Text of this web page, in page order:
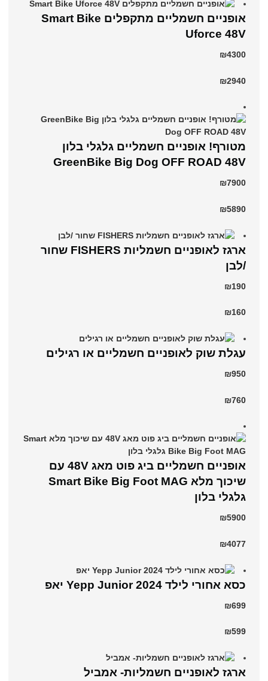
אופניים חשמליים מתקפלים Smart Bike
Uforce 48V
₪4300
₪2940
מטורף! אופניים חשמליים גלגלי בלון
GreenBike Big Dog OFF ROAD 48V
₪7900
₪5890
ארגז לאופניים חשמליות FISHERS שחור
/לבן
₪190
₪160
עגלת שוק לאופניים חשמליים או רגילים
₪950
₪760
אופניים חשמליים ביג פוט מאג 48V עם
שיכוך מלא Smart Bike Big Foot MAG
גלגלי בלון
₪5900
₪4077
כסא אחורי לילד Yepp Junior 2024 יאפ
₪699
₪599
ארגז לאופניים חשמליות- אמביל